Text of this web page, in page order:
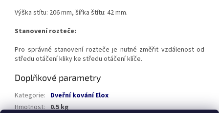
Výška stítu: 206 mm, šířka štítu: 42 mm.
Stanovení rozteče:
Pro správné stanovení rozteče je nutné změřit vzdálenost od
středu otáčení kliky ke středu otáčení klíče.
Doplňkové parametry
Kategorie: Dveřní kování Elox
Hmotnost: 0.5 kg